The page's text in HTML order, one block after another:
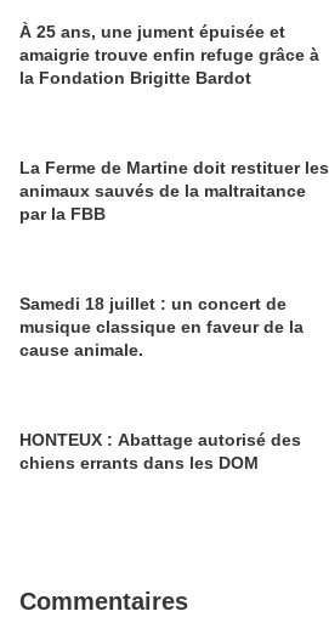
À 25 ans, une jument épuisée et
amaigrie trouve enfin refuge grâce à
la Fondation Brigitte Bardot
La Ferme de Martine doit restituer les
animaux sauvés de la maltraitance
par la FBB
Samedi 18 juillet : un concert de
musique classique en faveur de la
cause animale.
HONTEUX : Abattage autorisé des
chiens errants dans les DOM
Commentaires